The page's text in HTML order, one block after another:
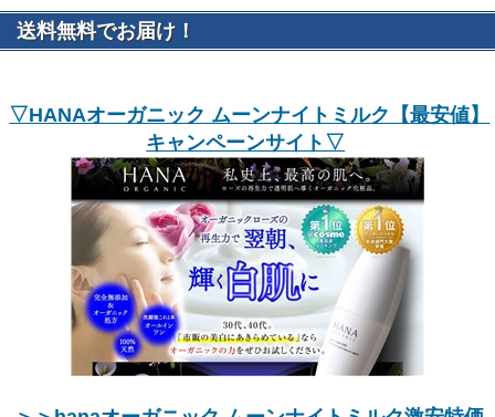
送料無料でお届け！
▽HANAオーガニック ムーンナイトミルク【最安値】
キャンペーンサイト▽